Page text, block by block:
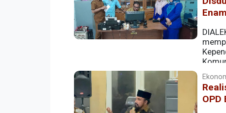
mulai memasang jaringan Data
OPD